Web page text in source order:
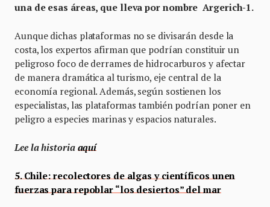
una de esas áreas, que lleva por nombre Argerich-1.
Aunque dichas plataformas no se divisarán desde la
costa, los expertos afirman que podrían constituir un
peligroso foco de derrames de hidrocarburos y afectar
de manera dramática al turismo, eje central de la
economía regional. Además, según sostienen los
especialistas, las plataformas también podrían poner en
peligro a especies marinas y espacios naturales.
Lee la historia aquí
5. Chile: recolectores de algas y científicos unen
fuerzas para repoblar “los desiertos” del mar